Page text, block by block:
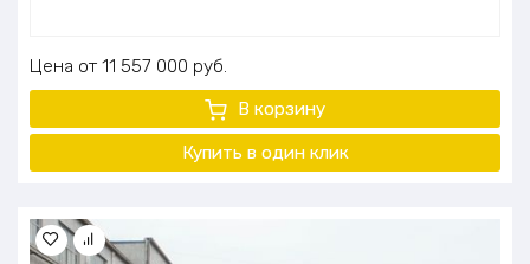
Цена 11 557 000 руб.
В корзину
Купить в один клик